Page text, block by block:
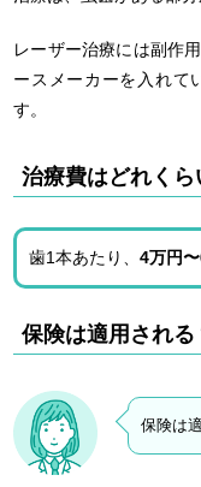
レーザー治療には副作
ースメーカーを入れて
す。
治療費はどれくら
歯1本あたり、4万円
保険は適用される
保険は